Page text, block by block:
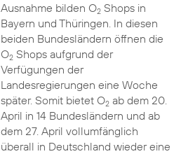
Ausnahme bilden O2Shops in
Bayern und Thüringen. In diesen
beiden Bundesländern öffnen die
O2Shops aufgrund der
Verfügungen der
Landesregierungen eine Woche
später. Somit bietet O2ab dem 20.
April in 14 Bundesländern und ab
dem 27. April vollumfänglich
überall in Deutschland wieder eine